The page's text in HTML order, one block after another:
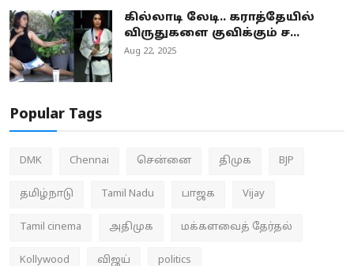
கில்லாடி லேடி.. கராத்தேயில்
விருதுகளை குவிக்கும் ச...
Aug 22, 2025
Popular Tags
DMK Chennai சென்னை திமுக BJP
தமிழ்நாடு Tamil Nadu பாஜக Vijay
Tamil cinema அதிமுக மக்களவைத் தேர்தல்
Kollywood விஜய் politics